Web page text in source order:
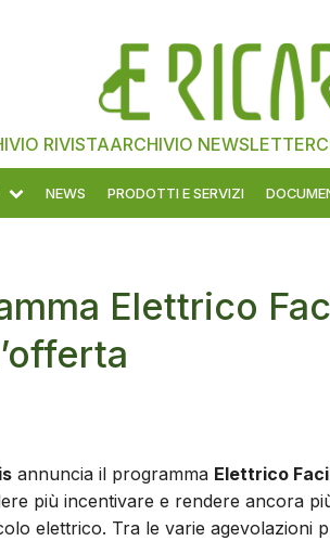
RIVISTAARCHIVIO NEWSLETTER
NEWS PRODOTTI E SERVIZI
Elettrico
annuncia il programma Elettrico
più incentivare e rendere ancora
elettrico. Tra le varie agevolazioni